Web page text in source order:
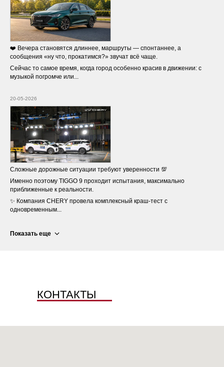
❤️ Вечера становятся длиннее, маршруты — спонтаннее, а
сообщения «ну что, прокатимся?» звучат всё чаще.
Сейчас то самое время, когда город особенно красив в движении: с
музыкой погромче или...
20-05-2026
Сложные дорожные ситуации требуют уверенности 💯
Именно поэтому TIGGO 9 проходит испытания, максимально
приближенные к реальности.
✨ Компания CHERY провела комплексный краш-тест с
одновременным...
Показать еще
КОНТАКТЫ